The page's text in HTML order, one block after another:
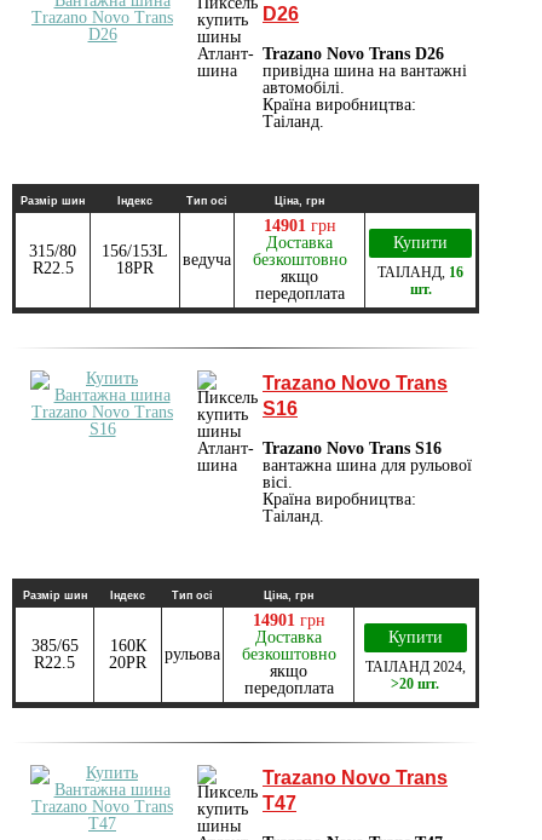
D26
Trazano Novo Trans D26
привідна шина на вантажні
автомобілі.
Країна виробництва:
Таіланд.
Размір шин Індекс Тип осі Ціна, грн
315/80
R22.5
156/153L
18PR
ведуча
14901 грн
Доставка
безкоштовно
якщо
передоплата
Купити
ТАІЛАНД 16
шт.
Trazano Novo Trans
S16
Trazano Novo Trans S16
вантажна шина для рульової
вісі.
Країна виробництва:
Таіланд.
Размір шин Індекс Тип осі Ціна, грн
385/65
R22.5
160К
20PR
рульова
14901 грн
Доставка
безкоштовно
якщо
передоплата
Купити
ТАІЛАНД2024,
>20 шт.
Trazano Novo Trans
T47